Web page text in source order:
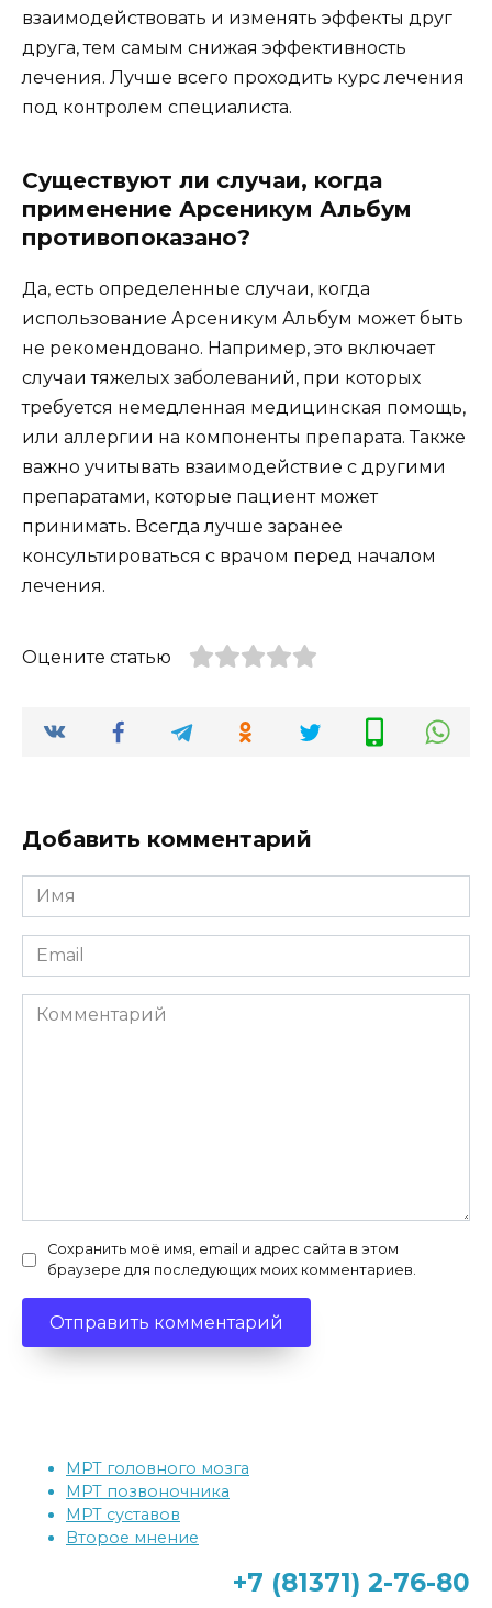
взаимодействовать и изменять эффекты друг
друга, тем самым снижая эффективность
лечения. Лучше всего проходить курс лечения
под контролем специалиста.
Существуют ли случаи, когда
применение Арсеникум Альбум
противопоказано?
Да, есть определенные случаи, когда
использование Арсеникум Альбум может быть
не рекомендовано. Например, это включает
случаи тяжелых заболеваний, при которых
требуется немедленная медицинская помощь,
или аллергии на компоненты препарата. Также
важно учитывать взаимодействие с другими
препаратами, которые пациент может
принимать. Всегда лучше заранее
консультироваться с врачом перед началом
лечения.
Оцените статью
Добавить комментарий
Имя
*
Email
*
Комментарий
Сохранить моё имя, email и адрес сайта в этом
браузере для последующих моих комментариев.
МРТ головного мозга
МРТ позвоночника
МРТ суставов
Второе мнение
+7 (81371) 2-76-80